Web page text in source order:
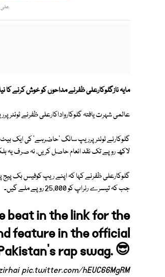
علی ظفر نے 2 روز قبل اپنے
مایہ نازگلوکارعلی ظفرنے مداحوں کو خوش کرنے کا
عالمی شہرت یافتہ گلوکارواداکارعلی ظفرنے
گلوکارنے ٹوئٹرپرریپ سانگ 'حاضرہے' کی ایک
لاکھ روپے تک نقد انعام حاصل کریں، نہ صرف یہ
جب کہ تیسرے رنراپ کو 25,000 روپے ملے گیں۔
beat in the link for the
feature in the official
rap swag. 😎
pic.twitter.com/hEUC66MgRM